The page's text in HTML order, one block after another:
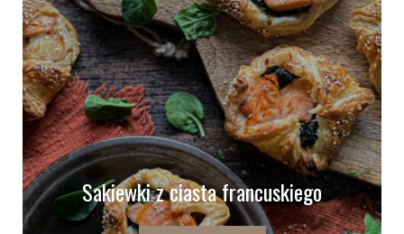
Sakiewki z ciasta francuskiego